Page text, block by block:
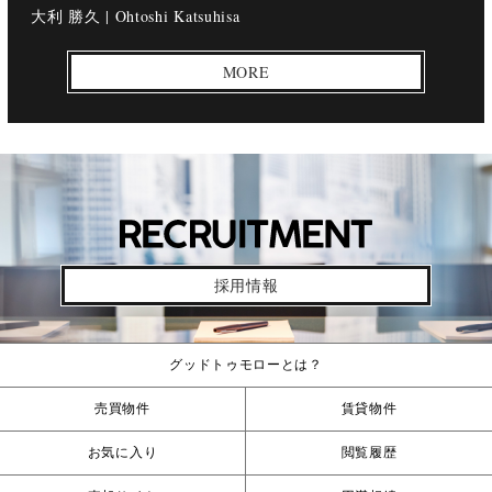
大利 勝久 | Ohtoshi Katsuhisa
MORE
採用情報
グッドトゥモローとは？
売買物件 賃貸物件
お気に入り 閲覧履歴